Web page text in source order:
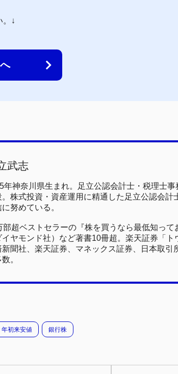
。↓
武志
年神奈川県生まれ。足立公認会計士・税理士
。株式投資・資産運用に精通した足立公認会
努めている。
部超ベストセラーの『株を買うなら最低知って
イヤモンド社）など著書10冊超。楽天証券「
新聞社、楽天証券、マネックス証券、日本取
。
年初来安値 銀行株